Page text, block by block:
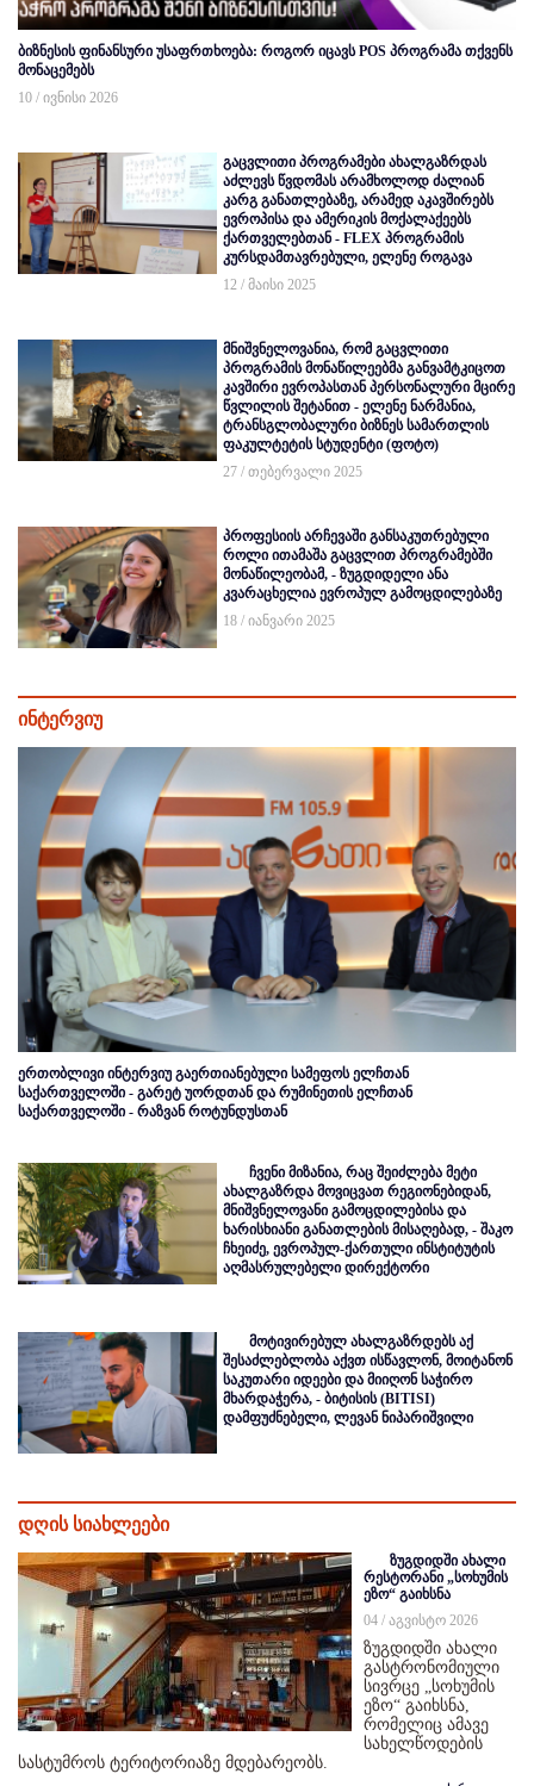
ბიზნესის ფინანსური უსაფრთხოება: როგორ იცავს POS პროგრამა თქვენს
მონაცემებს
10 / ივნისი 2026
გაცვლითი პროგრამები ახალგაზრდას
აძლევს წვდომას არამხოლოდ ძალიან
კარგ განათლებაზე, არამედ აკავშირებს
ევროპისა და ამერიკის მოქალაქეებს
ქართველებთან - FLEX პროგრამის
კურსდამთავრებული, ელენე როგავა
12 / მაისი 2025
მნიშვნელოვანია, რომ გაცვლითი
პროგრამის მონაწილეებმა განვამტკიცოთ
კავშირი ევროპასთან პერსონალური მცირე
წვლილის შეტანით - ელენე ნარმანია,
ტრანსგლობალური ბიზნეს სამართლის
ფაკულტეტის სტუდენტი (ფოტო)
27 / თებერვალი 2025
პროფესიის არჩევაში განსაკუთრებული
როლი ითამაშა გაცვლით პროგრამებში
მონაწილეობამ, - ზუგდიდელი ანა
კვარაცხელია ევროპულ გამოცდილებაზე
18 / იანვარი 2025
ინტერვიუ
ერთობლივი ინტერვიუ გაერთიანებული სამეფოს ელჩთან
საქართველოში - გარეტ უორდთან და რუმინეთის ელჩთან
საქართველოში - რაზვან როტუნდუსთან
ჩვენი მიზანია, რაც შეიძლება მეტი
ახალგაზრდა მოვიცვათ რეგიონებიდან,
მნიშვნელოვანი გამოცდილებისა და
ხარისხიანი განათლების მისაღებად, - შაკო
ჩხეიძე, ევროპულ-ქართული ინსტიტუტის
აღმასრულებელი დირექტორი
მოტივირებულ ახალგაზრდებს აქ
შესაძლებლობა აქვთ ისწავლონ, მოიტანონ
საკუთარი იდეები და მიიღონ საჭირო
მხარდაჭერა, - ბიტისის (BITISI)
დამფუძნებელი, ლევან ნიპარიშვილი
დღის სიახლეები
ზუგდიდში ახალი
რესტორანი „სოხუმის
ეზო“ გაიხსნა
04 / აგვისტო 2026
ზუგდიდში ახალი
გასტრონომიული
სივრცე „სოხუმის
ეზო“ გაიხსნა,
რომელიც ამავე
სახელწოდების
სასტუმროს ტერიტორიაზე მდებარეობს.